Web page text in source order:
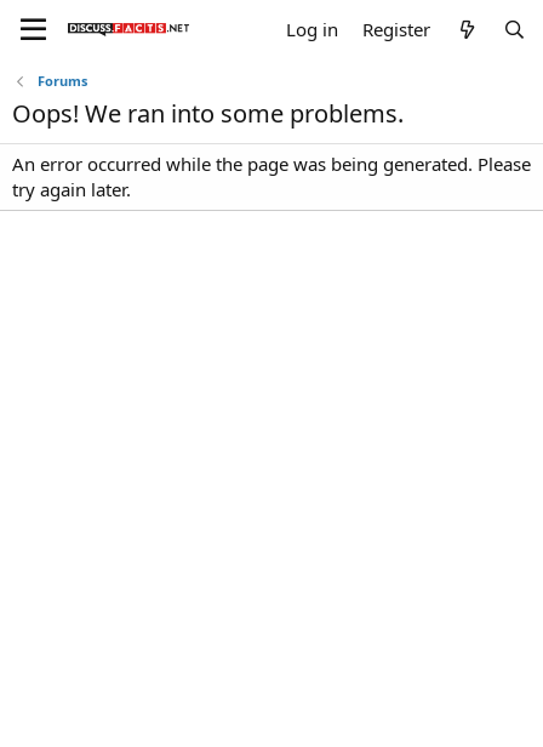
Log in Register
Forums
Oops! We ran into some problems.
An error occurred while the page was being generated. Please
try again later.